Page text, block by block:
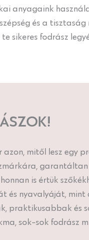
anyagaink
és a
te sikeres fodrász
mitől lesz egy
is értük
és nyavalyáját, mint
praktikusabbak és
sok-sok fodrász